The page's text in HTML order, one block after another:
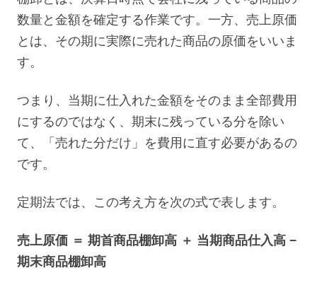
数量と金額を確定する作業です。一方、売上原価
とは、その期に実際に売れた商品の原価をいいま
す。
つまり、当期に仕入れた金額をそのまま全部費用
にするのではなく、期末に残っている分を除い
て、「売れた分だけ」を費用に直す必要があるの
です。
定期法では、この考え方を次の式で表します。
売上原価 ＝ 期首商品棚卸高 ＋ 当期商品仕入高 −
期末商品棚卸高